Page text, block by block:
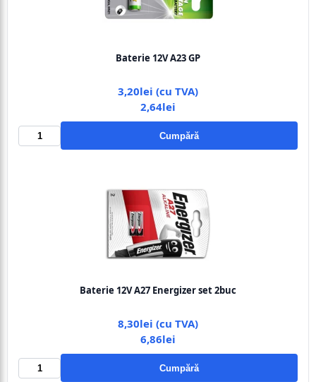
Baterie 12V A23 GP
3,20lei (cu TVA)
2,64lei
Cumpără
Baterie 12V A27 Energizer set 2buc
8,30lei (cu TVA)
6,86lei
Cumpără